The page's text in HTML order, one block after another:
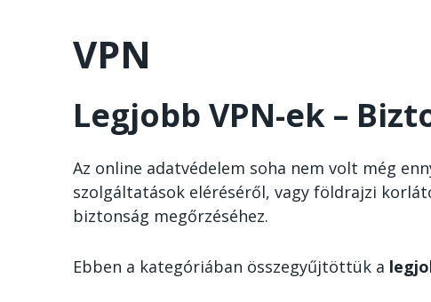
VPN
Legjobb VPN-ek –
Az online adatvédelem soha nem volt még
szolgáltatások eléréséről, vagy földrajzi
biztonság megőrzéséhez.
Ebben a kategóriában összegyűjtöttük a
Bitdefender
ExpressVPN
PureVPN
Hostinger